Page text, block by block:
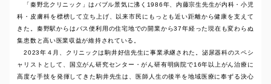
「秦野北クリニック」はバブル景気に沸く1986年、内藤宗生先生が内科・小児
科・皮膚科を標榜して立ち上げ、以来市民にもっとも近い距離から健康を支えて
きた。秦野駅からはバス便利用の住宅地での開業から37年経った現在も変わらぬ
集患数と高い医業収益が維持されている。
2023年４月、クリニックは駒井好信先生に事業承継された。泌尿器科のスペシ
ャリストとして、国立がん研究センター・がん研有明病院で16年以上がん治療に
高度な手技を発揮してきた駒井先生は、医師人生の後半を地域医療に奉ずる決心